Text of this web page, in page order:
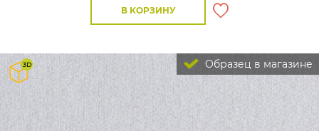
В КОРЗИНУ
Образец в магазине